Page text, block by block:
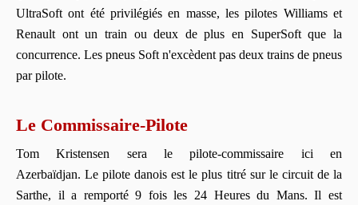
UltraSoft ont été privilégiés en masse, les pilotes Williams et
Renault ont un train ou deux de plus en SuperSoft que la
concurrence. Les pneus Soft n'excèdent pas deux trains de pneus
par pilote.
Le Commissaire-Pilote
Tom Kristensen sera le pilote-commissaire ici en
Azerbaïdjan. Le pilote danois est le plus titré sur le circuit de la
Sarthe, il a remporté 9 fois les 24 Heures du Mans. Il est